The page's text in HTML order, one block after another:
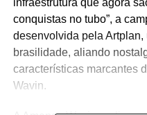
conquistas no tubo”, a
desenvolvida pela
brasilidade, aliando
características marcantes
Wavin.